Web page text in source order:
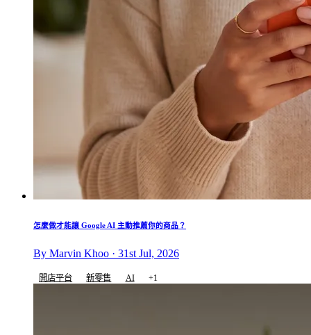
怎麼做才能讓 Google AI 主動推薦你的商品？
By Marvin Khoo · 31st Jul, 2026
開店平台 新零售 AI +1